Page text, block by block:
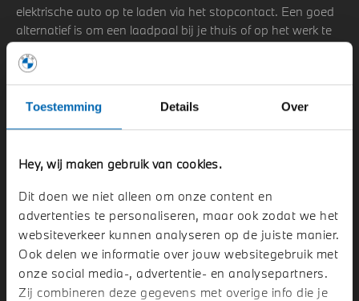
Toestemming Details Over
Hey, wij maken gebruik van cookies.
Dit doen we niet alleen om onze content en
advertenties te personaliseren, maar ook zodat we het
websiteverkeer kunnen analyseren op de juiste manier.
Ook delen we informatie over jouw websitegebruik met
onze social media-, advertentie- en analysepartners.
Zij combineren deze gegevens met overige info die je
elektrische auto op te laden via het stopcontact. Een goed
alternatief is om een laadpaal bij je thuis of op het werk te
installeren om je elektrische auto sneller op te laden.